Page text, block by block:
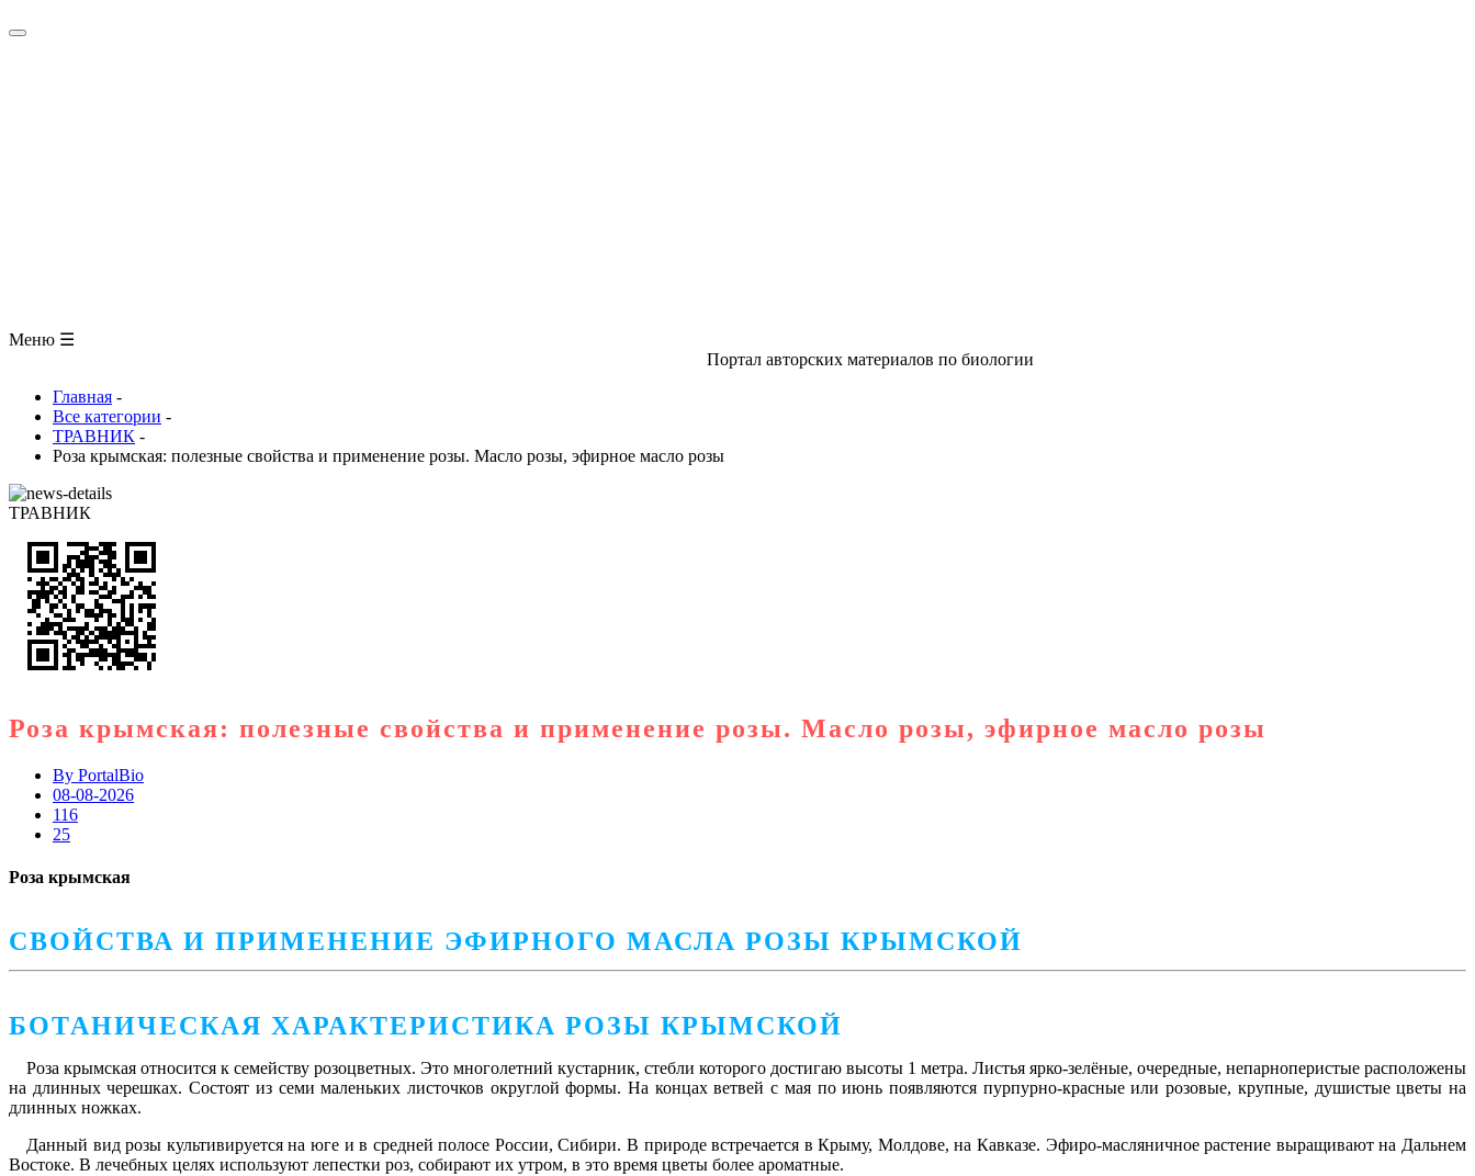
Меню ☰
Портал авторских материалов по биологии
Главная -
Все категории -
ТРАВНИК -
Роза крымская: полезные свойства и применение розы. Масло розы, эфирное масло розы
ТРАВНИК
Роза крымская: полезные свойства и применение розы. Масло розы, эфирное масло розы
By PortalBio
08-08-2026
116
25
Роза крымская
СВОЙСТВА И ПРИМЕНЕНИЕ ЭФИРНОГО МАСЛА РОЗЫ КРЫМСКОЙ
БОТАНИЧЕСКАЯ ХАРАКТЕРИСТИКА РОЗЫ КРЫМСКОЙ
Роза крымская относится к семейству розоцветных. Это многолетний кустарник, стебли которого достигаю высоты 1 метра. Листья ярко-зелёные, очередные, непарноперистые расположены
на длинных черешках. Состоят из семи маленьких листочков округлой формы. На концах ветвей с мая по июнь появляются пурпурно-красные или розовые, крупные, душистые цветы на
длинных ножках.
Данный вид розы культивируется на юге и в средней полосе России, Сибири. В природе встречается в Крыму, Молдове, на Кавказе. Эфиро-масляничное растение выращивают на Дальнем
Востоке. В лечебных целях используют лепестки роз, собирают их утром, в это время цветы более ароматные.